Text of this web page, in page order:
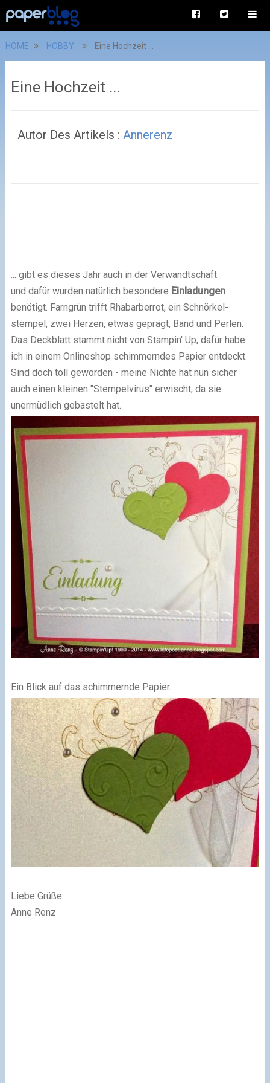
HOME HOBBY Eine Hochzeit ...
Eine Hochzeit ...
Autor Des Artikels : Annerenz
... gibt es dieses Jahr auch in der Verwandtschaft
und dafür wurden natürlich besondere Einladungen
benötigt. Farngrün trifft Rhabarberrot, ein Schnörkel-
stempel, zwei Herzen, etwas geprägt, Band und Perlen.
Das Deckblatt stammt nicht von Stampin' Up, dafür habe
ich in einem Onlineshop schimmerndes Papier entdeckt.
Sind doch toll geworden - meine Nichte hat nun sicher
auch einen kleinen "Stempelvirus" erwischt, da sie
unermüdlich gebastelt hat.
Ein Blick auf das schimmernde Papier...
Liebe Grüße
Anne Renz